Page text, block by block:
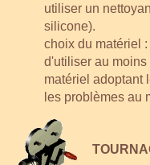
utiliser un
silicone).
choix du matériel
d'utiliser au moins
matériel adoptant
les problèmes au